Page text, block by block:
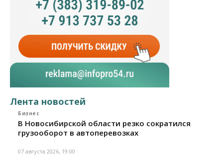
Лента новостей
Бизнес
В Новосибирской области резко сократился
грузооборот в автоперевозках
07 августа 2026, 19:00